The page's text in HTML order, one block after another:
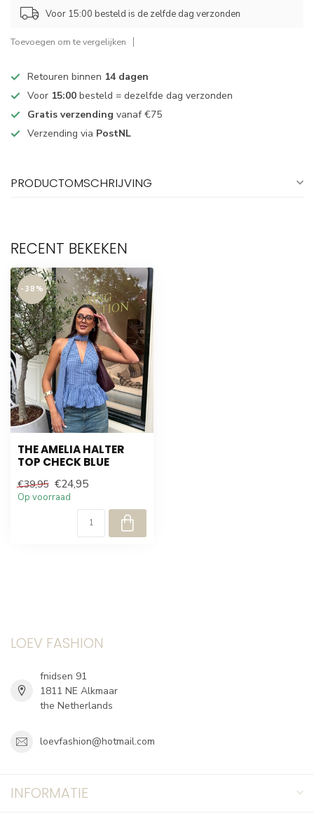
Voor 15:00 besteld is de zelfde dag verzonden
Toevoegen om te vergelijken
Retouren binnen 14 dagen
Voor 15:00 besteld = dezelfde dag verzonden
Gratis verzending vanaf €75
Verzending via PostNL
PRODUCTOMSCHRIJVING
RECENT BEKEKEN
-38%
THE AMELIA HALTER
TOP CHECK BLUE
€39,95 €24,95
Op voorraad
LOEV FASHION
fnidsen 91
1811 NE Alkmaar
the Netherlands
loevfashion@hotmail.com
INFORMATIE